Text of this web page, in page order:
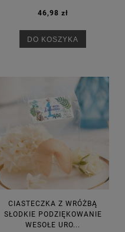
46,98 zł
DO KOSZYKA
CIASTECZKA Z WRÓŻBĄ
SŁODKIE PODZIĘKOWANIE
WESOŁE URO...